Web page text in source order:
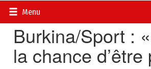
Menu
Accueil>
Burkina/Sport :
la chance d’être